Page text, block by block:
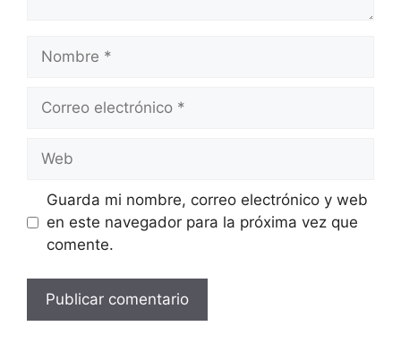
electrónico
Guarda mi nombre, correo electrónico y web
en este navegador para la próxima vez que
comente.